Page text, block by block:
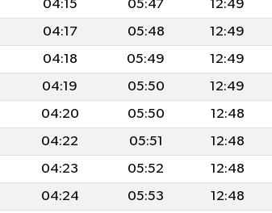
04:15 05:47 12:49
04:17 05:48 12:49
04:18 05:49 12:49
04:19 05:50 12:49
04:20 05:50 12:48
04:22 05:51 12:48
04:23 05:52 12:48
04:24 05:53 12:48